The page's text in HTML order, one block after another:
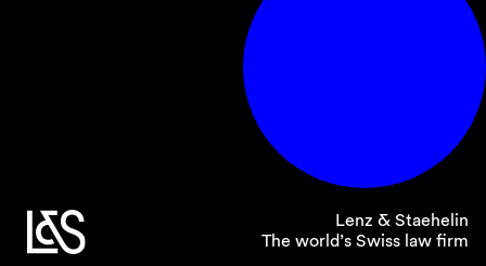
Lenz & Staehelin
The world’s Swiss law firm